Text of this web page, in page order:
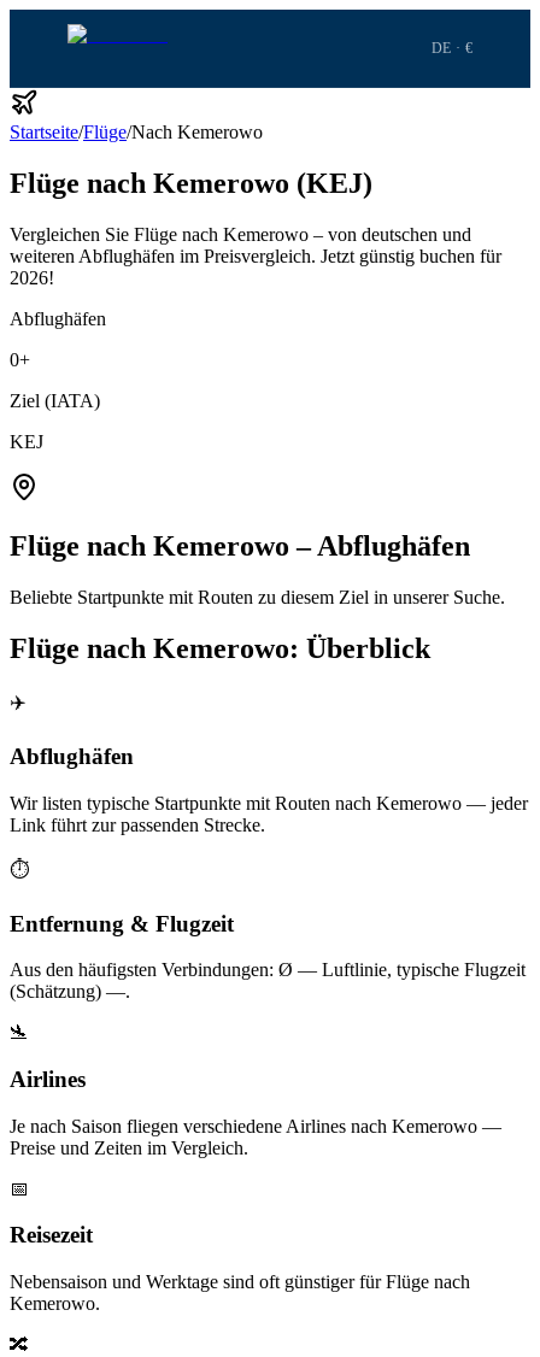
DE · €
Startseite/Flüge/Nach Kemerowo
Flüge nach Kemerowo (KEJ)
Vergleichen Sie Flüge nach Kemerowo – von deutschen und
weiteren Abflughäfen im Preisvergleich. Jetzt günstig buchen für
2026!
Abflughäfen
0+
Ziel (IATA)
KEJ
Flüge nach Kemerowo – Abflughäfen
Beliebte Startpunkte mit Routen zu diesem Ziel in unserer Suche.
Flüge nach Kemerowo: Überblick
✈️
Abflughäfen
Wir listen typische Startpunkte mit Routen nach Kemerowo — jeder
Link führt zur passenden Strecke.
⏱️
Entfernung & Flugzeit
Aus den häufigsten Verbindungen: Ø — Luftlinie, typische Flugzeit
(Schätzung) —.
🛬
Airlines
Je nach Saison fliegen verschiedene Airlines nach Kemerowo —
Preise und Zeiten im Vergleich.
📅
Reisezeit
Nebensaison und Werktage sind oft günstiger für Flüge nach
Kemerowo.
🔀